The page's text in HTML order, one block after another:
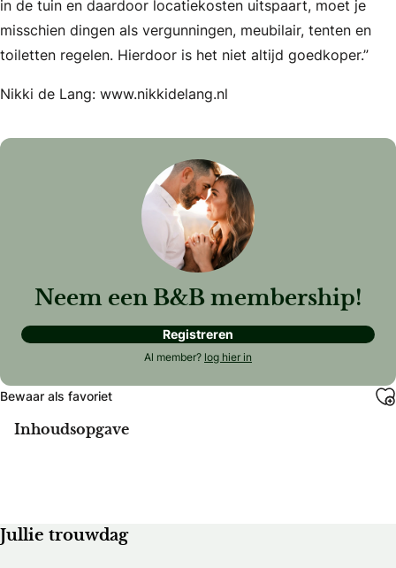
in de tuin en daardoor locatiekosten uitspaart, moet je
misschien dingen als vergunningen, meubilair, tenten en
toiletten regelen. Hierdoor is het niet altijd goedkoper.”
Nikki de Lang: www.nikkidelang.nl
Neem een B&B membership!
Registreren
Al member? log hier in
Bewaar als favoriet
Inhoudsopgave
Jullie trouwdag